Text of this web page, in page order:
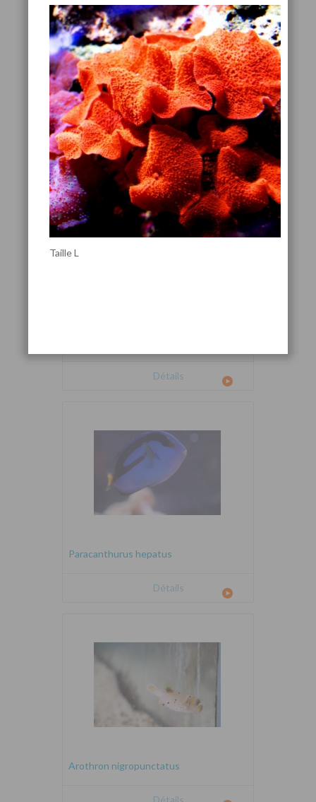
Canthigaster valentini
Détails
Détails
Paracanthurus hepatus
Détails
Arothron nigropunctatus
Détails
Taille L